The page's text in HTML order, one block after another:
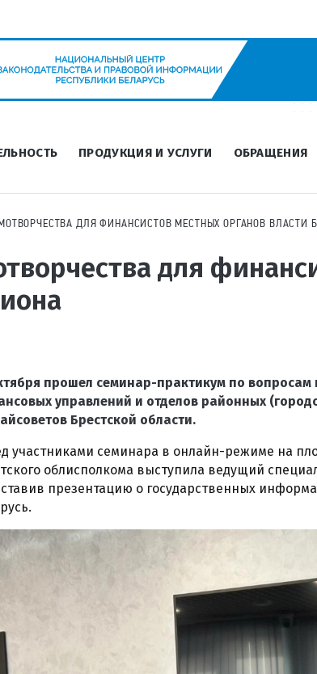
ПРОДУКЦИЯ И УСЛУГИ ОБРАЩЕНИЯ
ДЛЯ ФИНАНСИСТОВ МЕСТНЫХ ОРГАНОВ ВЛАСТИ
для
прошел семинар-практикум по
управлений и отделов районных
Брестской области.
участниками семинара в онлайн-режиме на
облисполкома выступила ведущий
презентацию о государственных